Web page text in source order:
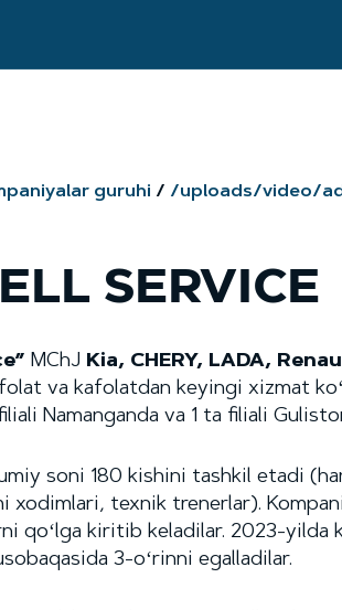
guruhi /uploads/video/
SERVICE
MChJ Kia, CHERY, LADA,
va kafolatdan keyingi xizmat
Namanganda va 1 ta filiali
soni 180 kishini tashkil etadi
xodimlari, texnik trenerlar).
qoʻlga kiritib keladilar. 2023-yilda
3-oʻrinni egalladilar.